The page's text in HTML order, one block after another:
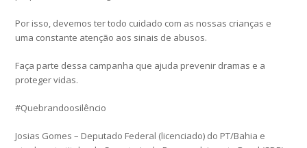
Por isso, devemos ter todo cuidado com as nossas crianças e
uma constante atenção aos sinais de abusos.
Faça parte dessa campanha que ajuda prevenir dramas e a
proteger vidas.
#Quebrandoosilêncio
Josias Gomes – Deputado Federal (licenciado) do PT/Bahia e